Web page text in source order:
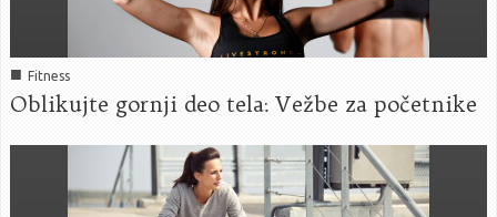
■ Fitness
Oblikujte gornji deo tela: Vežbe za početnike